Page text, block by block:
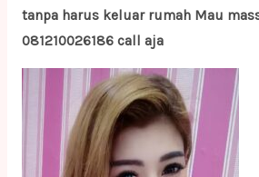
tanpa harus keluar rumah Mau
081210026186 call aja